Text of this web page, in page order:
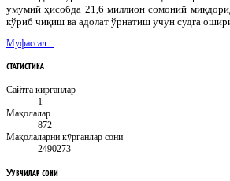
умумий ҳисобда 21,6 миллион сомоний
кўриб чиқиш ва адолат ўрнатиш учун судга
Муфассал...
СТАТИСТИКА
Сайтга кирганлар
1
Мақолалар
872
Мақолаларни кӯрганлар сони
2490273
ӮҚУВЧИЛАРСОНИ